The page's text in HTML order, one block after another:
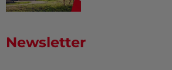
Newsletter